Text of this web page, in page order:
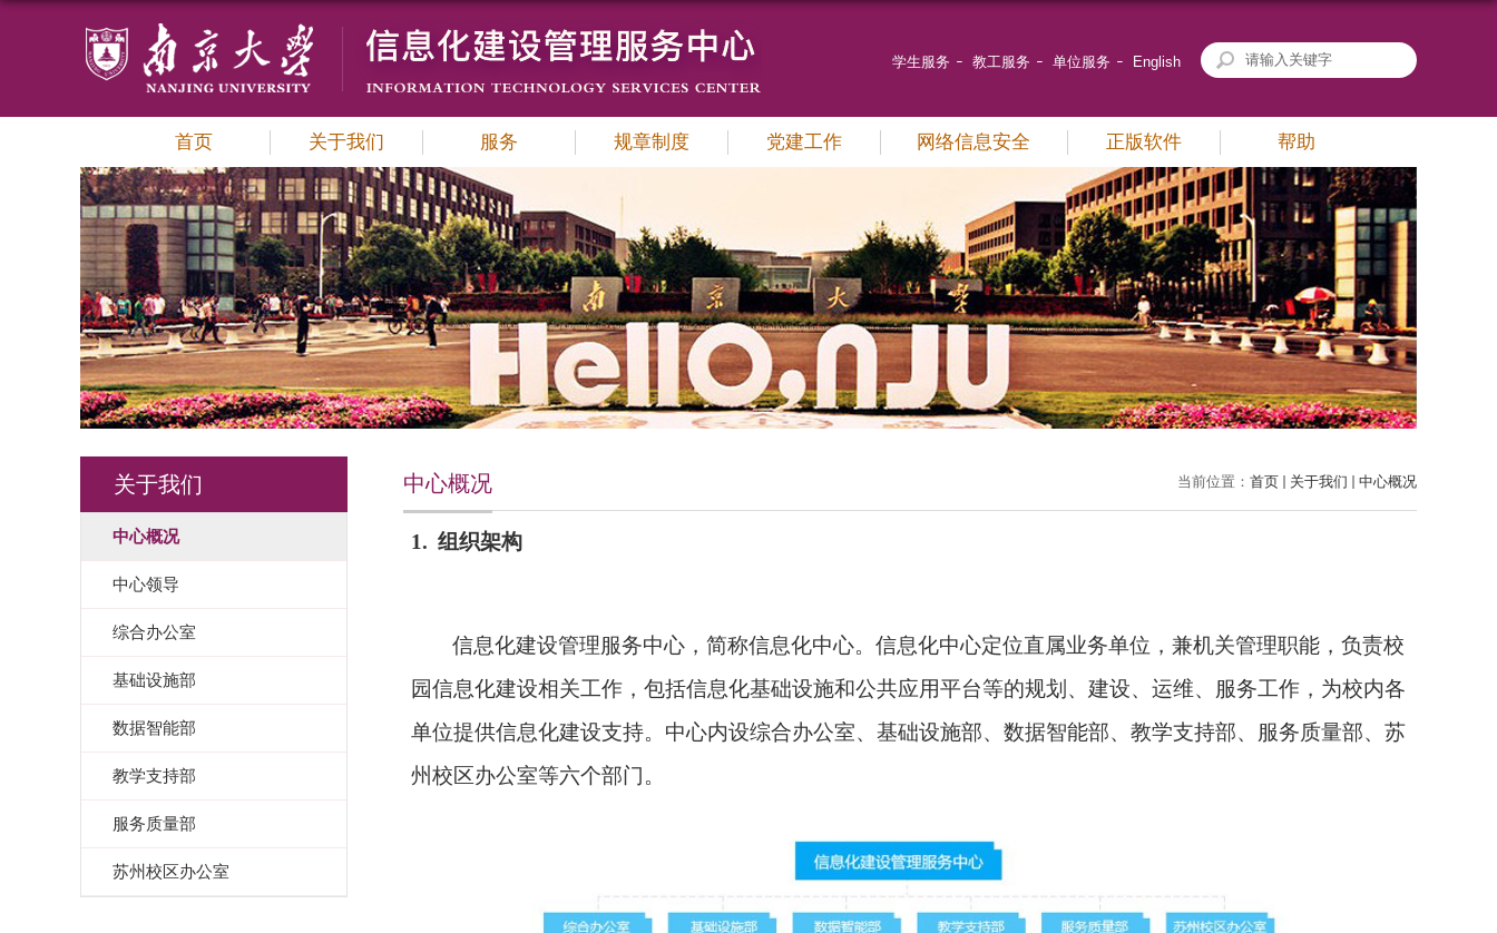
学生服务 教工服务 单位服务 English
首页 关于我们 服务 规章制度 党建工作 网络信息安全 正版软件 帮助
关于我们
中心概况
中心领导
综合办公室
基础设施部
数据智能部
教学支持部
服务质量部
苏州校区办公室
当前位置： 首页 关于我们 中心概况
中心概况
1. 组织架构
信息化建设管理服务中心，简称信息化中心。信息化中心定位直属业务单位，兼机关管理职能，负责校
园信息化建设相关工作，包括信息化基础设施和公共应用平台等的规划、建设、运维、服务工作，为校内各
单位提供信息化建设支持。中心内设综合办公室、基础设施部、数据智能部、教学支持部、服务质量部、苏
州校区办公室等六个部门。